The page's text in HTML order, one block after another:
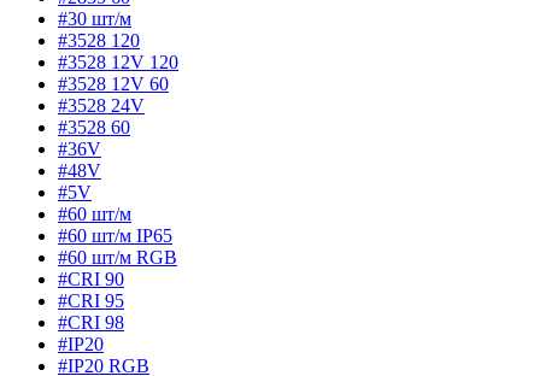
#30 шт/м
#3528 120
#3528 12V 120
#3528 12V 60
#3528 24V
#3528 60
#36V
#48V
#5V
#60 шт/м
#60 шт/м IP65
#60 шт/м RGB
#CRI 90
#CRI 95
#CRI 98
#IP20
#IP20 RGB